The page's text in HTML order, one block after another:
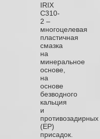
IRIX
C310-
2 –
многоцелевая
пластичная
смазка
на
минеральное
основе,
на
основе
безводного
кальция
и
противозадирных
(ЕР)
присадок.